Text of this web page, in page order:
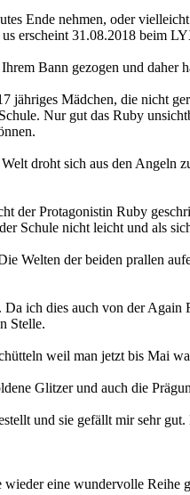
Ende nehmen, oder
erscheint 31.08.2018 beim
Bann gezogen und daher
jähriges Mädchen, die nicht
Nur gut das Ruby
droht sich aus den Angeln
der Protagonistin Ruby
Schule nicht leicht und als
Welten der beiden prallen
ich dies auch von der
Stelle.
weil man jetzt bis Mai
Glitzer und auch die
und sie gefällt mir sehr
eine wundervolle